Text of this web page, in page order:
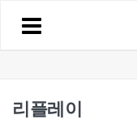
리플레이